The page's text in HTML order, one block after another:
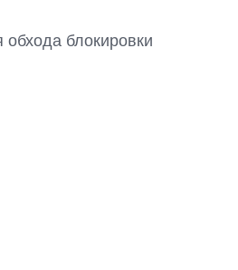
блокировки